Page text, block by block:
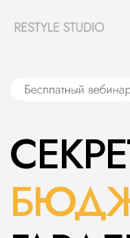
СЕКРЕТЫ
Принципы разумного
Бюджетные хитрости
+